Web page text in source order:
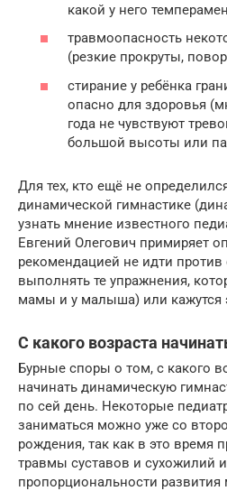
какой у него
травмоопасность
(резкие прокруты,
стирание у ребёнка
опасно для здоровья
года не чувствуют
большой высоты или
Для тех, кто ещё не
динамической гимнастике
узнать мнение известного
Евгений Олегович примиряет
рекомендацией не идти против
выполнять те упражнения,
мамы и у малыша) или кажутся
С какого возраста
Бурные споры о том, с какого
начинать динамическую
по сей день. Некоторые
заниматься можно уже со
рождения, так как в это время
травмы суставов и сухожилий
пропорциональности